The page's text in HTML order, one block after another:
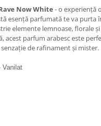
Now White - o experiență
esență parfumată te va purta
elemente lemnoase, florale
acest parfum arabesc este
de rafinament și mister.
Vanilat